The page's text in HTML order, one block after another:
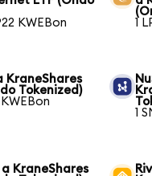
KWEBon
1
KraneShares
Tokenized)
1
a KraneShares